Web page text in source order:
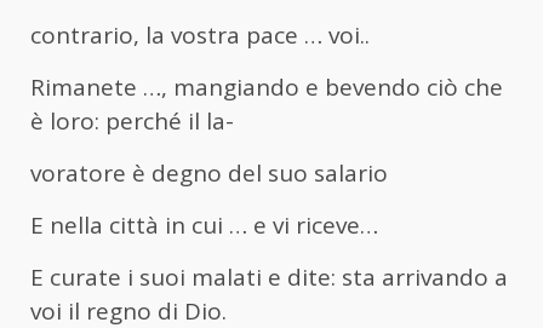
contrario, la vostra pace … voi..
Rimanete …, mangiando e bevendo ciò che
è loro: perché il la-
voratore è degno del suo salario
E nella città in cui … e vi riceve…
E curate i suoi malati e dite: sta arrivando a
voi il regno di Dio.